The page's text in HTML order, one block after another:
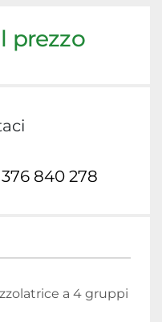
prezzo
840 278
a 4 gruppi